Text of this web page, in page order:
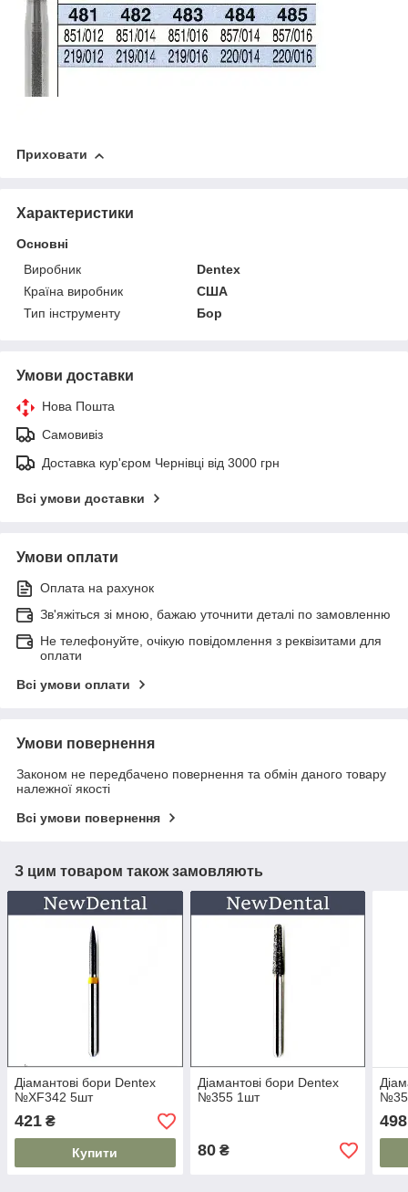
Приховати
Характеристики
Основні
Виробник
Dentex
Країна виробник
США
Тип інструменту
Бор
Умови доставки
Нова Пошта
Самовивіз
Доставка кур'єром Чернівці від 3000 грн
Всі умови доставки
Умови оплати
Оплата на рахунок
Зв'яжіться зі мною, бажаю уточнити деталі по замовленню
Не телефонуйте, очікую повідомлення з реквізитами для
оплати
Всі умови оплати
Умови повернення
Законом не передбачено повернення та обмін даного товару
належної якості
Всі умови повернення
З цим товаром також замовляють
Діамантові бори Dentex
№XF342 5шт
421 ₴
Купити
Діамантові бори Dentex
№355 1шт
80₴
498